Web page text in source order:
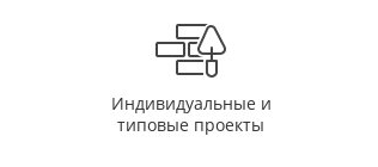
Индивидуальные и
типовые проекты